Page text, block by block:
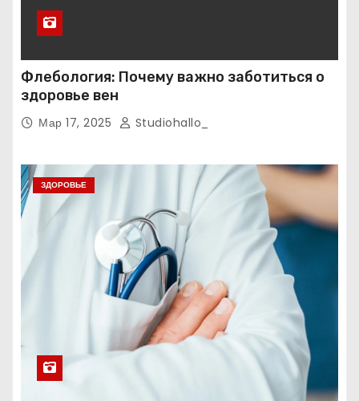
Флебология: Почему важно заботиться о
здоровье вен
Мар 17, 2025 Studiohallo_
ЗДОРОВЬЕ